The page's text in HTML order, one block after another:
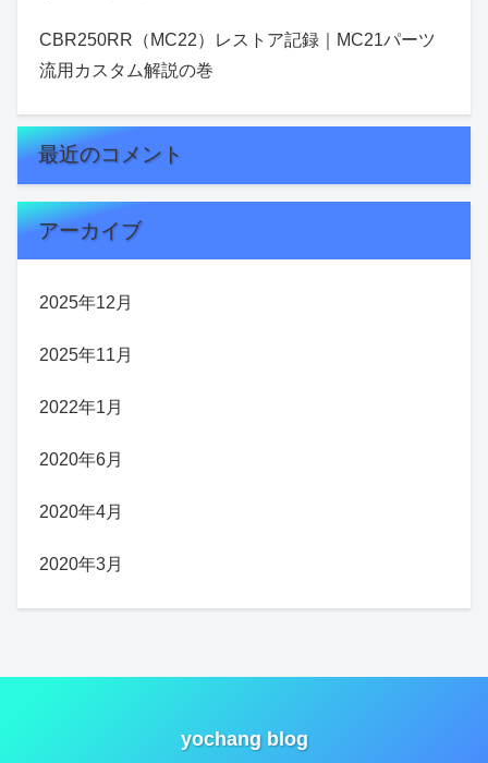
CBR250RR（MC22）レストア記録｜MC21パーツ
流用カスタム解説の巻
最近のコメント
アーカイブ
2025年12月
2025年11月
2022年1月
2020年6月
2020年4月
2020年3月
yochang blog